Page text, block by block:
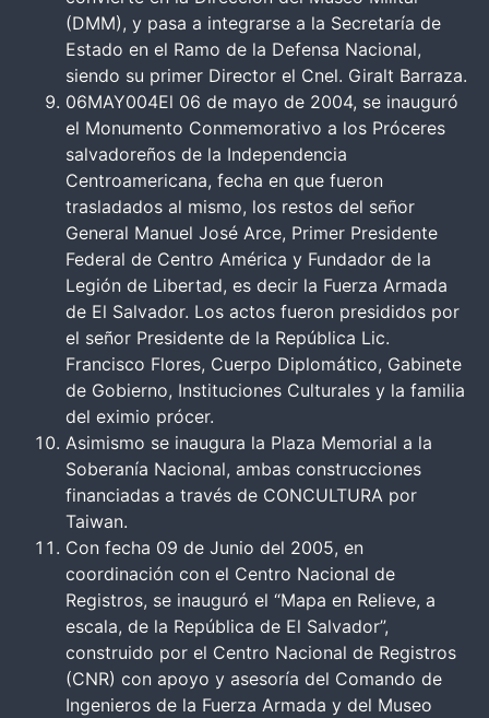
(DMM), y pasa a integrarse a la Secretaría de
Estado en el Ramo de la Defensa Nacional,
siendo su primer Director el Cnel. Giralt Barraza.
06MAY004El 06 de mayo de 2004, se inauguró
el Monumento Conmemorativo a los Próceres
salvadoreños de la Independencia
Centroamericana, fecha en que fueron
trasladados al mismo, los restos del señor
General Manuel José Arce, Primer Presidente
Federal de Centro América y Fundador de la
Legión de Libertad, es decir la Fuerza Armada
de El Salvador. Los actos fueron presididos por
el señor Presidente de la República Lic.
Francisco Flores, Cuerpo Diplomático, Gabinete
de Gobierno, Instituciones Culturales y la familia
del eximio prócer.
Asimismo se inaugura la Plaza Memorial a la
Soberanía Nacional, ambas construcciones
financiadas a través de CONCULTURA por
Taiwan.
Con fecha 09 de Junio del 2005, en
coordinación con el Centro Nacional de
Registros, se inauguró el “Mapa en Relieve, a
escala, de la República de El Salvador”,
construido por el Centro Nacional de Registros
(CNR) con apoyo y asesoría del Comando de
Ingenieros de la Fuerza Armada y del Museo